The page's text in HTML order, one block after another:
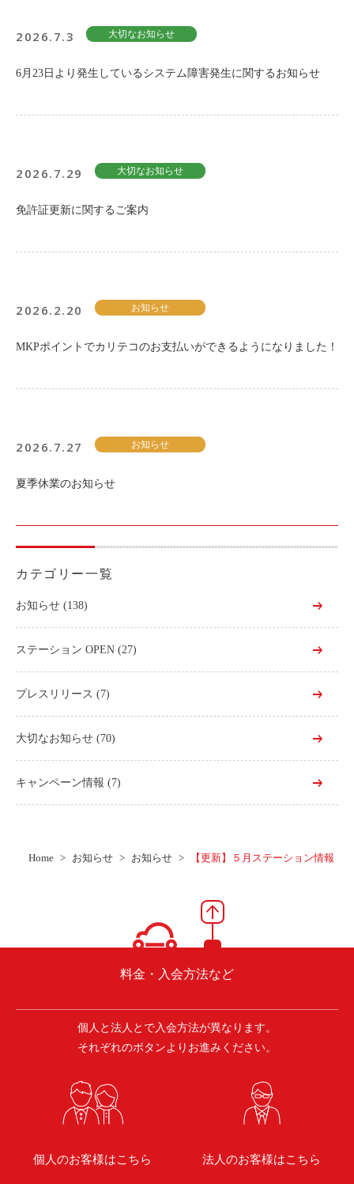
2026.7.3 大切なお知らせ
6月23日より発生しているシステム障害発生に関するお知らせ
2026.7.29 大切なお知らせ
免許証更新に関するご案内
2026.2.20 お知らせ
MKPポイントでカリテコのお支払いができるようになりました！
2026.7.27 お知らせ
夏季休業のお知らせ
カテゴリー一覧
お知らせ (138)
ステーション OPEN (27)
プレスリリース (7)
大切なお知らせ (70)
キャンペーン情報 (7)
Home お知らせ お知らせ 【更新】５月ステーション情報
料金・入会方法など
個人と法人とで入会方法が異なります。
それぞれのボタンよりお進みください。
個人のお客様はこちら 法人のお客様はこちら